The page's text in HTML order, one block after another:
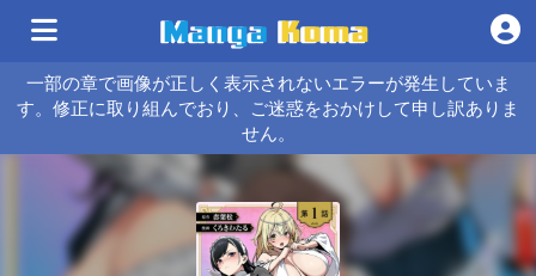
一部の章で画像が正しく表示されないエラーが発生していま
す。修正に取り組んでおり、ご迷惑をおかけして申し訳ありま
せん。